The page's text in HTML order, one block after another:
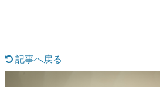
なんでゲームは面白い？
記事へ戻る